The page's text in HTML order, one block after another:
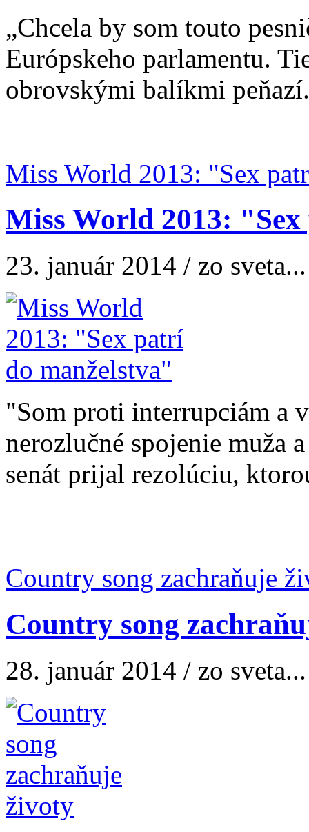
„Chcela by som touto
Európskeho parlamentu.
obrovskými balíkmi
Miss World 2013: "Sex
Miss World 2013:
23. január 2014 / zo sveta...
"Som proti interrupciám a
nerozlučné spojenie muža
senát prijal rezolúciu,
Country song zachraňuje
Country song
28. január 2014 / zo sveta...